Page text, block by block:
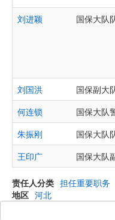
刘进颖 国保大队
刘国洪 国保副大
何连锁
国保大队
朱振刚
国保大队
王印广
国保大队
责任人分类 担任重要职务
地区 河北